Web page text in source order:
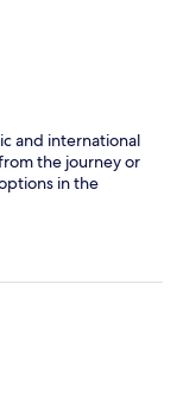
and international
the journey or
in the